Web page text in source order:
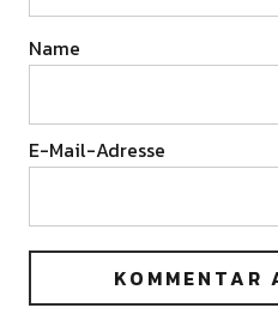
Name
E-Mail-Adresse